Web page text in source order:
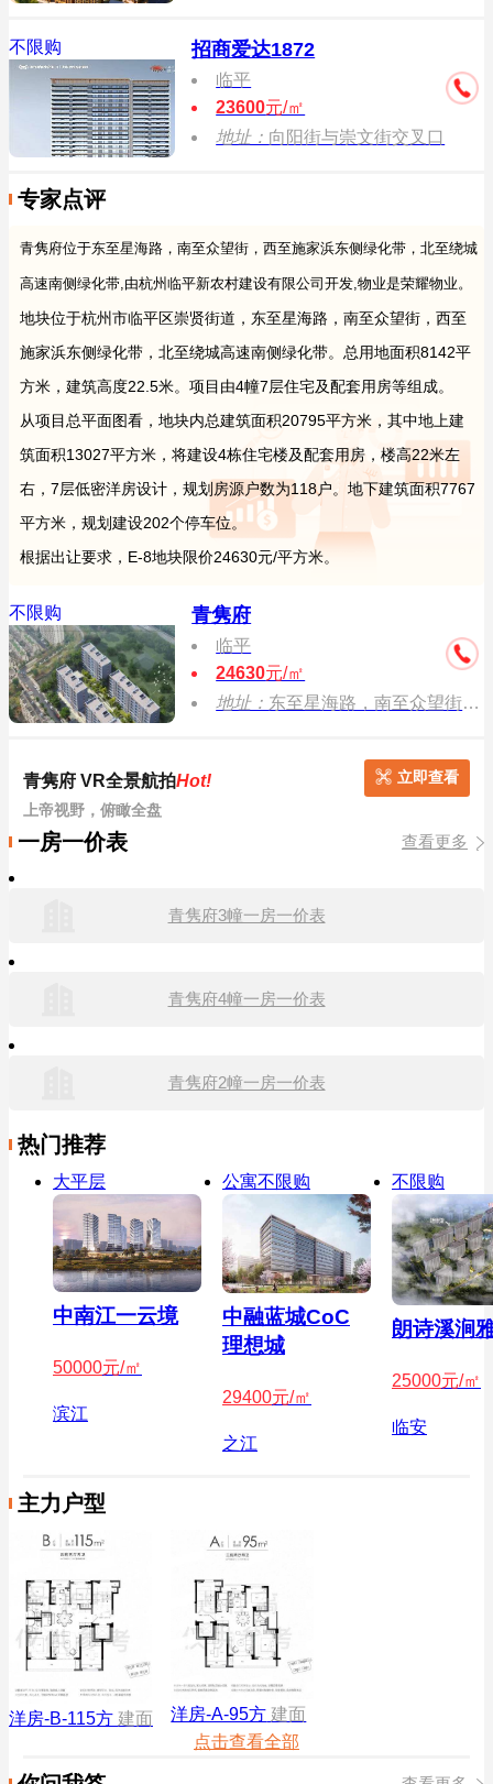
不限购 招商爱达1872
临平
23600元/㎡
地址： 向阳街与崇文街交叉口
专家点评
青隽府位于东至星海路，南至众望街，西至施家浜东侧绿化带，北至绕城
高速南侧绿化带,由杭州临平新农村建设有限公司开发,物业是荣耀物业。
地块位于杭州市临平区崇贤街道，东至星海路，南至众望街，西至
施家浜东侧绿化带，北至绕城高速南侧绿化带。总用地面积8142平
方米，建筑高度22.5米。项目由4幢7层住宅及配套用房等组成。
从项目总平面图看，地块内总建筑面积20795平方米，其中地上建
筑面积13027平方米，将建设4栋住宅楼及配套用房，楼高22米左
右，7层低密洋房设计，规划房源户数为118户。地下建筑面积7767
平方米，规划建设202个停车位。
根据出让要求，E-8地块限价24630元/平方米。
不限购 青隽府
临平
24630元/㎡
地址： 东至星海路，南至众望街，西至施家浜东侧绿化带，北至绕城高速南侧绿化带
青隽府 VR全景航拍Hot!
上帝视野，俯瞰全盘
立即查看
一房一价表 查看更多
青隽府3幢一房一价表
青隽府4幢一房一价表
青隽府2幢一房一价表
热门推荐
大平层
中南江一云境
50000元/㎡
滨江
公寓不限购
中融蓝城CoC
理想城
29400元/㎡
之江
不限购
朗诗溪涧
25000元/㎡
临安
主力户型
洋房-B-115方 建面 洋房-A-95方 建面
点击查看全部